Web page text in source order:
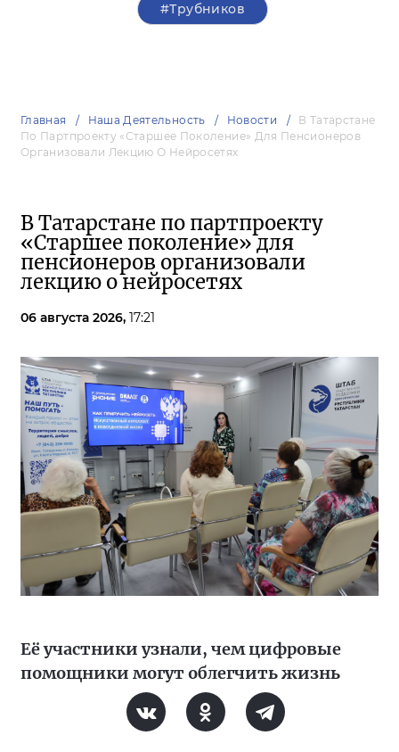
#Трубников
Главная Наша Деятельность Новости
В Татарстане
По Партпроекту «Старшее Поколение» Для Пенсионеров
Организовали Лекцию О Нейросетях
В Татарстане по партпроекту
«Старшее поколение» для
пенсионеров организовали
лекцию о нейросетях
06 августа 2026, 17:21
Её участники узнали, чем цифровые
помощники могут облегчить жизнь